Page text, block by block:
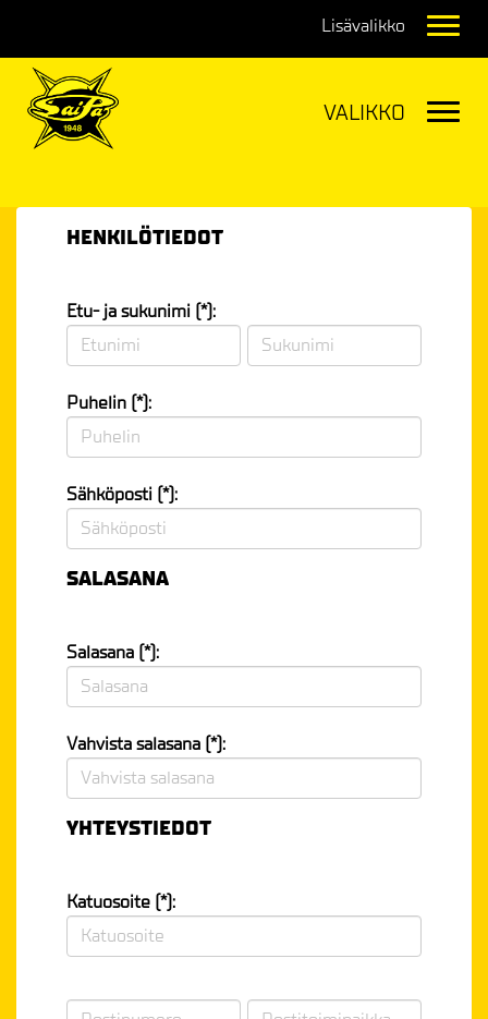
HENKILÖTIEDOT
Etu- ja sukunimi (*):
Puhelin (*):
Sähköposti (*):
SALASANA
Salasana (*):
Vahvista salasana (*):
YHTEYSTIEDOT
Katuosoite (*):